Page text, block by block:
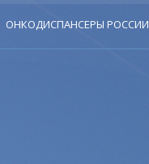
ОНКОДИСПАНСЕРЫ РОССИИ